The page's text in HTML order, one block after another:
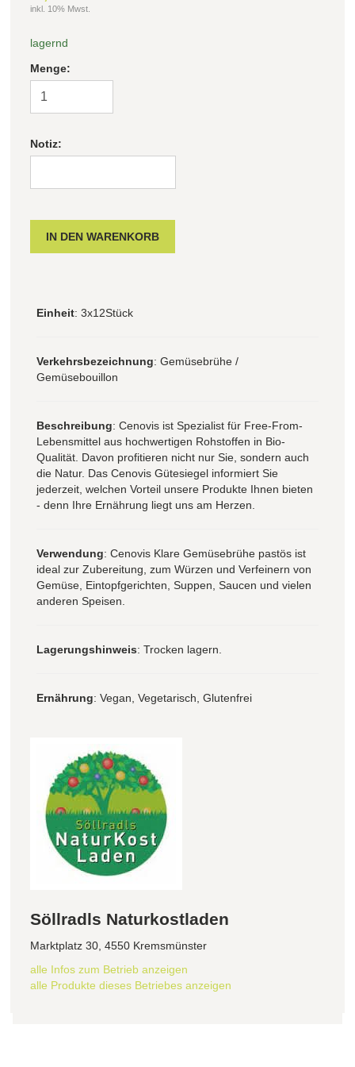
inkl. 10% Mwst.
lagernd
Menge:
Notiz:
Einheit: 3x12Stück
Verkehrsbezeichnung: Gemüsebrühe /
Gemüsebouillon
Beschreibung: Cenovis ist Spezialist für Free-From-
Lebensmittel aus hochwertigen Rohstoffen in Bio-
Qualität. Davon profitieren nicht nur Sie, sondern auch
die Natur. Das Cenovis Gütesiegel informiert Sie
jederzeit, welchen Vorteil unsere Produkte Ihnen bieten
- denn Ihre Ernährung liegt uns am Herzen.
Verwendung: Cenovis Klare Gemüsebrühe pastös ist
ideal zur Zubereitung, zum Würzen und Verfeinern von
Gemüse, Eintopfgerichten, Suppen, Saucen und vielen
anderen Speisen.
Lagerungshinweis: Trocken lagern.
Ernährung: Vegan, Vegetarisch, Glutenfrei
Söllradls Naturkostladen
Marktplatz 30, 4550 Kremsmünster
alle Infos zum Betrieb anzeigen
alle Produkte dieses Betriebes anzeigen